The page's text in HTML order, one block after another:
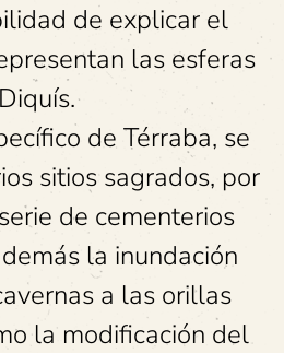
de explicar el
las esferas
de Térraba, se
sitios sagrados, por
de cementerios
la inundación
a las orillas
la modificación del